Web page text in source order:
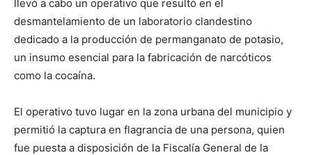
llevó a cabo un operativo que resultó en el
desmantelamiento de un laboratorio clandestino
dedicado a la producción de permanganato de potasio,
un insumo esencial para la fabricación de narcóticos
como la cocaína.
El operativo tuvo lugar en la zona urbana del municipio y
permitió la captura en flagrancia de una persona, quien
fue puesta a disposición de la Fiscalía General de la